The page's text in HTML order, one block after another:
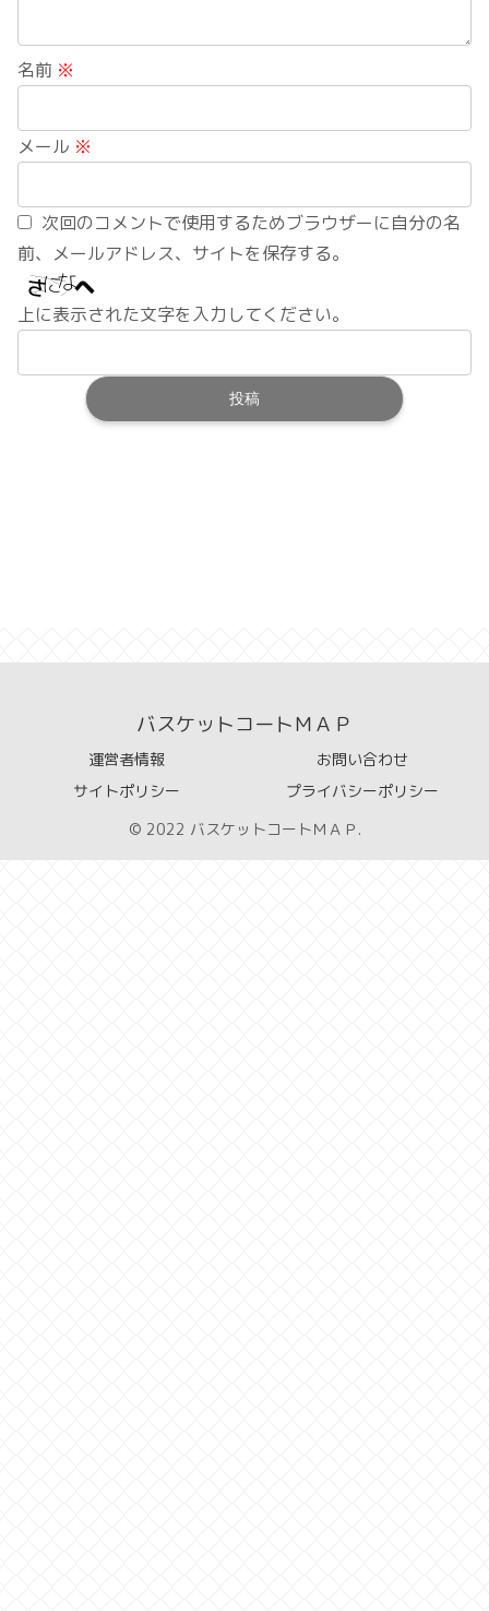
名前 ※
メール ※
次回のコメントで使用するためブラウザーに自分の名
前、メールアドレス、サイトを保存する。
上に表示された文字を入力してください。
バスケットコートＭＡＰ
運営者情報
お問い合わせ
サイトポリシー
プライバシーポリシー
© 2022 バスケットコートＭＡＰ.